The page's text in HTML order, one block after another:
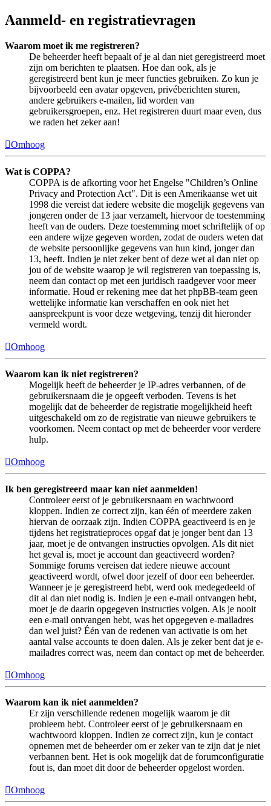
Aanmeld- en registratievragen
Waarom moet ik me registreren?
De beheerder heeft bepaalt of je al dan niet geregistreerd moet
zijn om berichten te plaatsen. Hoe dan ook, als je
geregistreerd bent kun je meer functies gebruiken. Zo kun je
bijvoorbeeld een avatar opgeven, privéberichten sturen,
andere gebruikers e-mailen, lid worden van
gebruikersgroepen, enz. Het registreren duurt maar even, dus
we raden het zeker aan!
Omhoog
Wat is COPPA?
COPPA is de afkorting voor het Engelse "Children’s Online
Privacy and Protection Act". Dit is een Amerikaanse wet uit
1998 die vereist dat iedere website die mogelijk gegevens van
jongeren onder de 13 jaar verzamelt, hiervoor de toestemming
heeft van de ouders. Deze toestemming moet schriftelijk of op
een andere wijze gegeven worden, zodat de ouders weten dat
de website persoonlijke gegevens van hun kind, jonger dan
13, heeft. Indien je niet zeker bent of deze wet al dan niet op
jou of de website waarop je wil registreren van toepassing is,
neem dan contact op met een juridisch raadgever voor meer
informatie. Houd er rekening mee dat het phpBB-team geen
wettelijke informatie kan verschaffen en ook niet het
aanspreekpunt is voor deze wetgeving, tenzij dit hieronder
vermeld wordt.
Omhoog
Waarom kan ik niet registreren?
Mogelijk heeft de beheerder je IP-adres verbannen, of de
gebruikersnaam die je opgeeft verboden. Tevens is het
mogelijk dat de beheerder de registratie mogelijkheid heeft
uitgeschakeld om zo de registratie van nieuwe gebruikers te
voorkomen. Neem contact op met de beheerder voor verdere
hulp.
Omhoog
Ik ben geregistreerd maar kan niet aanmelden!
Controleer eerst of je gebruikersnaam en wachtwoord
kloppen. Indien ze correct zijn, kan één of meerdere zaken
hiervan de oorzaak zijn. Indien COPPA geactiveerd is en je
tijdens het registratieproces opgaf dat je jonger bent dan 13
jaar, moet je de ontvangen instructies opvolgen. Als dit niet
het geval is, moet je account dan geactiveerd worden?
Sommige forums vereisen dat iedere nieuwe account
geactiveerd wordt, ofwel door jezelf of door een beheerder.
Wanneer je je geregistreerd hebt, werd ook medegedeeld of
dit al dan niet nodig is. Indien je een e-mail ontvangen hebt,
moet je de daarin opgegeven instructies volgen. Als je nooit
een e-mail ontvangen hebt, was het opgegeven e-mailadres
dan wel juist? Één van de redenen van activatie is om het
aantal valse accounts te doen dalen. Als je zeker bent dat je e-
mailadres correct was, neem dan contact op met de beheerder.
Omhoog
Waarom kan ik niet aanmelden?
Er zijn verschillende redenen mogelijk waarom je dit
probleem hebt. Controleer eerst of je gebruikersnaam en
wachtwoord kloppen. Indien ze correct zijn, kun je contact
opnemen met de beheerder om er zeker van te zijn dat je niet
verbannen bent. Het is ook mogelijk dat de forumconfiguratie
fout is, dan moet dit door de beheerder opgelost worden.
Omhoog